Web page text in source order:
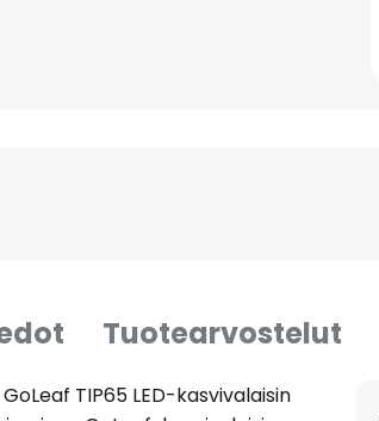
Tuotearvostelut
TIP65 LED-kasvivalaisin